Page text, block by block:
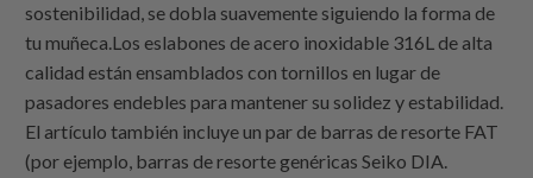
sostenibilidad, se dobla suavemente siguiendo la forma de
tu muñeca.Los eslabones de acero inoxidable 316L de alta
calidad están ensamblados con tornillos en lugar de
pasadores endebles para mantener su solidez y estabilidad.
El artículo también incluye un par de barras de resorte FAT
(por ejemplo, barras de resorte genéricas Seiko DIA.